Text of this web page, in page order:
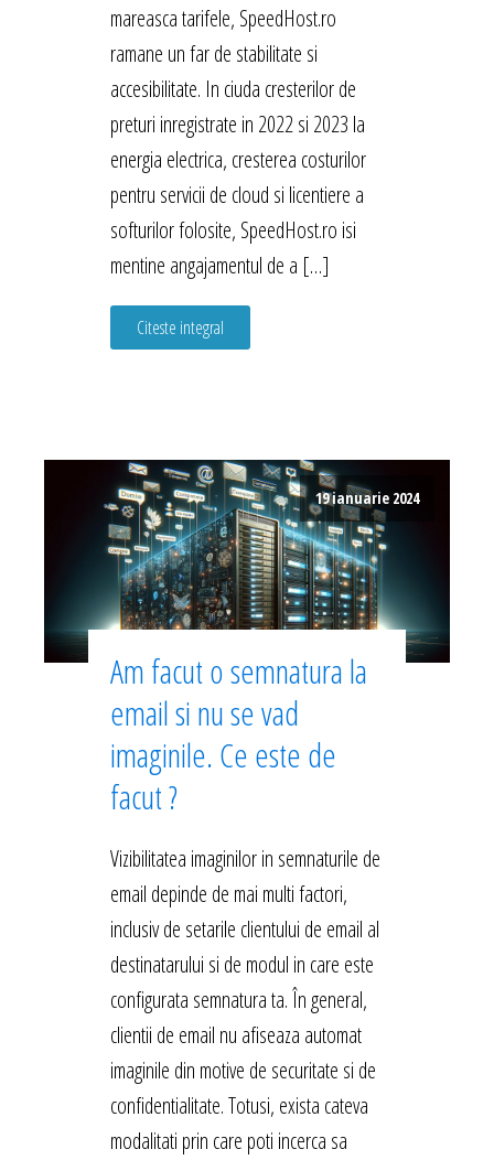
mareasca tarifele, SpeedHost.ro
ramane un far de stabilitate si
accesibilitate. In ciuda cresterilor de
preturi inregistrate in 2022 si 2023 la
energia electrica, cresterea costurilor
pentru servicii de cloud si licentiere a
softurilor folosite, SpeedHost.ro isi
mentine angajamentul de a […]
Citeste integral
19 ianuarie 2024
Am facut o semnatura la
email si nu se vad
imaginile. Ce este de
facut ?
Vizibilitatea imaginilor in semnaturile de
email depinde de mai multi factori,
inclusiv de setarile clientului de email al
destinatarului si de modul in care este
configurata semnatura ta. În general,
clientii de email nu afiseaza automat
imaginile din motive de securitate si de
confidentialitate. Totusi, exista cateva
modalitati prin care poti incerca sa